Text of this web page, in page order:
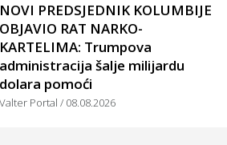
NOVI PREDSJEDNIK KOLUMBIJE
OBJAVIO RAT NARKO-
KARTELIMA: Trumpova
administracija šalje milijardu
dolara pomoći
Valter Portal 08.08.2026